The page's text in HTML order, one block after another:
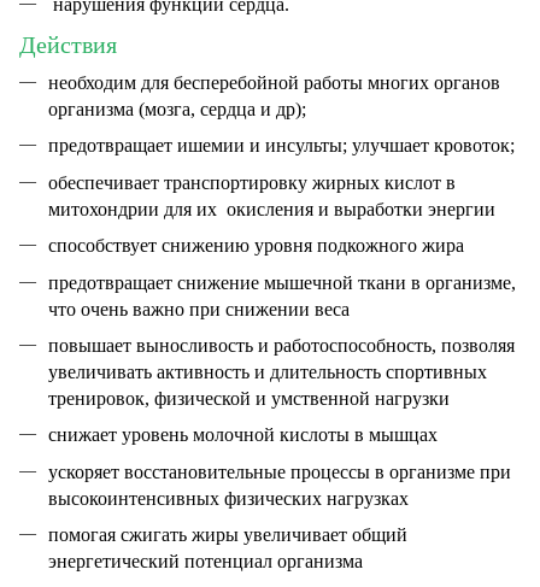
Действия
необходим для бесперебойной работы многих органов
организма (мозга, сердца и др);
предотвращает ишемии и инсульты; улучшает кровоток;
обеспечивает транспортировку жирных кислот в
митохондрии для их окисления и выработки энергии
способствует снижению уровня подкожного жира
предотвращает снижение мышечной ткани в организме,
что очень важно при снижении веса
повышает выносливость и работоспособность, позволяя
увеличивать активность и длительность спортивных
тренировок, физической и умственной нагрузки
снижает уровень молочной кислоты в мышцах
ускоряет восстановительные процессы в организме при
высокоинтенсивных физических нагрузках
помогая сжигать жиры увеличивает общий
энергетический потенциал организма